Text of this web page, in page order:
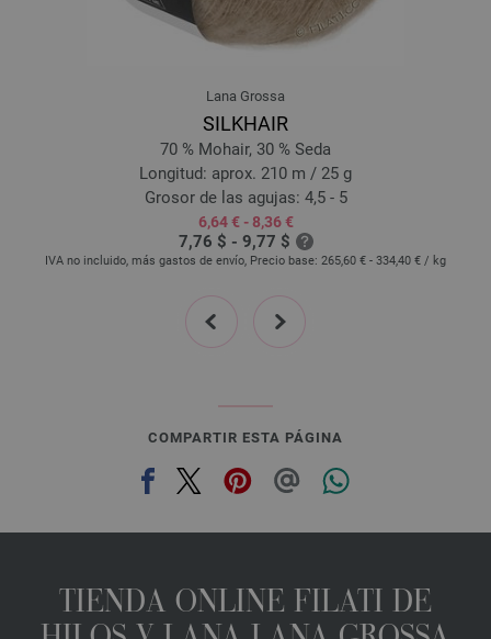
Lana Grossa
SILKHAIR
70 % Mohair, 30 % Seda
Longitud: aprox. 210 m / 25 g
Grosor de las agujas: 4,5 - 5
6,64 € - 8,36 €
7,76 $ - 9,77 $
IVA no incluido, más gastos de envío, Precio base: 265,60 € - 334,40 € / kg
prev next
COMPARTIR ESTA PÁGINA
TIENDA ONLINE FILATI DE